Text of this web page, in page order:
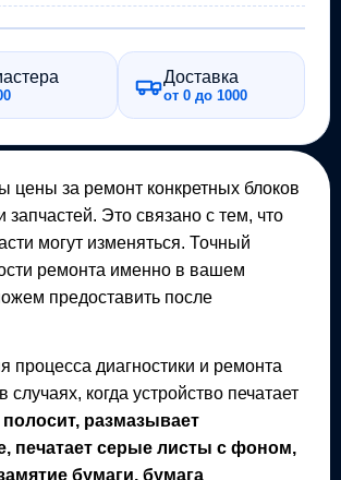
Доставка
от 0 до 1000
цены за ремонт конкретных блоков
запчастей. Это связано с тем, что
могут изменяться. Точный
ремонта именно в вашем
предоставить после
процесса диагностики и ремонта
случаях, когда устройство печатает
полосит, размазывает
печатает серые листы с фоном,
бумаги, бумага